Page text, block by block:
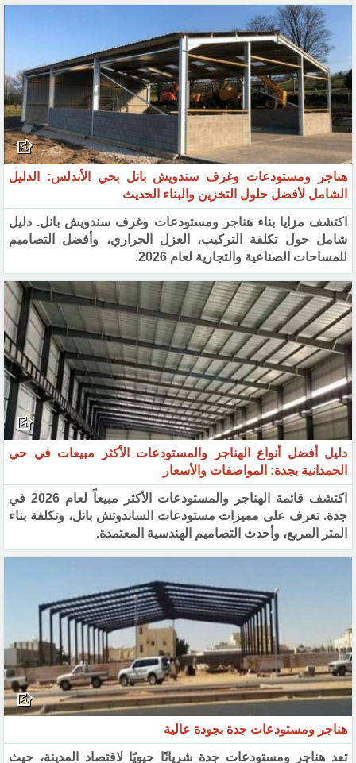
هناجر ومستودعات وغرف سندويش بانل بحي الأندلس: الدليل
الشامل لأفضل حلول التخزين والبناء الحديث
اكتشف مزايا بناء هناجر ومستودعات وغرف سندويش بانل. دليل
شامل حول تكلفة التركيب، العزل الحراري، وأفضل التصاميم
للمساحات الصناعية والتجارية لعام 2026.
دليل أفضل أنواع الهناجر والمستودعات الأكثر مبيعات في حي
الحمدانية بجدة: المواصفات والأسعار
اكتشف قائمة الهناجر والمستودعات الأكثر مبيعاً لعام 2026 في
جدة. تعرف على مميزات مستودعات الساندوتش بانل، وتكلفة بناء
المتر المربع، وأحدث التصاميم الهندسية المعتمدة.
هناجر ومستودعات جدة بجودة عالية
تعد هناجر ومستودعات جدة شريانًا حيويًا لاقتصاد المدينة، حيث